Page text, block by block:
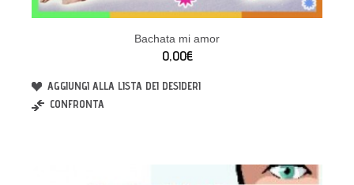
Bachata mi amor
0,00€
AGGIUNGI ALLA LISTA DEI DESIDERI
CONFRONTA